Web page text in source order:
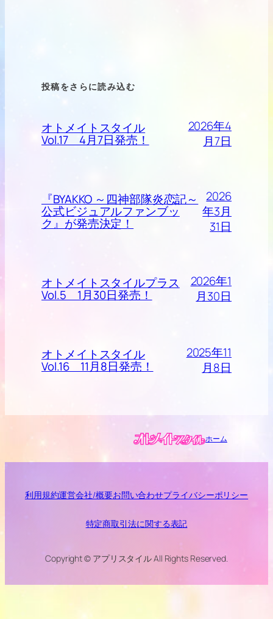
投稿をさらに読み込む
オトメイトスタイル
Vol.17 4月7日発売！
2026年4
月7日
『BYAKKO ～四神部隊炎恋記～
公式ビジュアルファンブッ
ク』が発売決定！
2026
年3月
31日
オトメイトスタイルプラス
Vol.5 1月30日発売！
2026年1
月30日
オトメイトスタイル
Vol.16 11月8日発売！
2025年11
月8日
ホーム
利用規約運営会社/概要お問い合わせプライバシーポリシー
特定商取引法に関する表記
Copyright © アプリスタイル All Rights Reserved.